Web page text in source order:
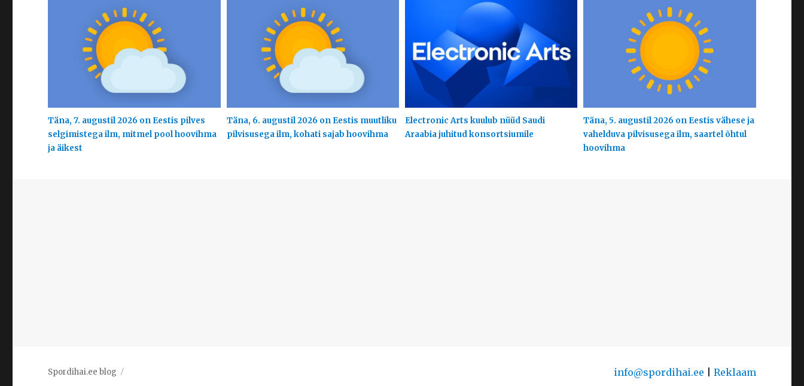
Täna, 7. augustil 2026 on Eestis pilves
selgimistega ilm, mitmel pool hoovihma
ja äikest
Täna, 6. augustil 2026 on Eestis muutliku
pilvisusega ilm, kohati sajab hoovihma
Electronic Arts kuulub nüüd Saudi
Araabia juhitud konsortsiumile
Täna, 5. augustil 2026 on Eestis vähese ja
vahelduva pilvisusega ilm, saartel õhtul
hoovihma
Spordihai.ee blog info@spordihai.ee Reklaam